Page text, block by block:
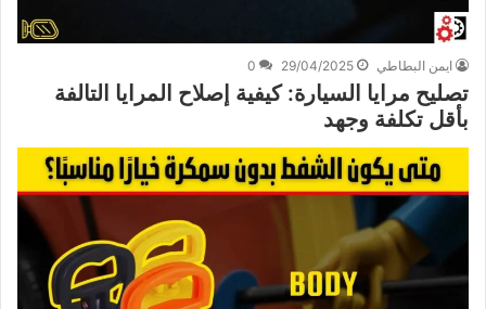
ايمن البطاطي 29/04/2025
0
تصليح مرايا السيارة: كيفية إصلاح المرايا التالفة
بأقل تكلفة وجهد